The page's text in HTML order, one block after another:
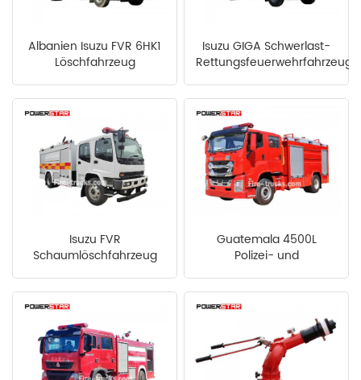
中文 қазақ
Filipino မြန်မာ
српски
Albanien Isuzu FVR 6HK1
Löschfahrzeug
Isuzu GIGA Schwerlast-
Rettungsfeuerwehrfahrzeug
Isuzu FVR
Schaumlöschfahrzeug
Guatemala 4500L
Polizei- und